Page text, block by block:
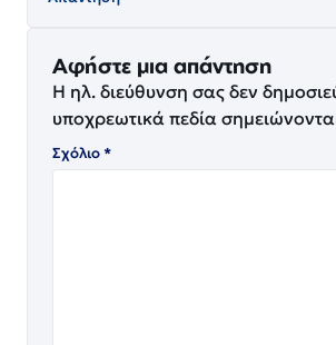
Αφήστε μια απάντηση
Η ηλ. διεύθυνση σας δεν
υποχρεωτικά πεδία
Σχόλιο*